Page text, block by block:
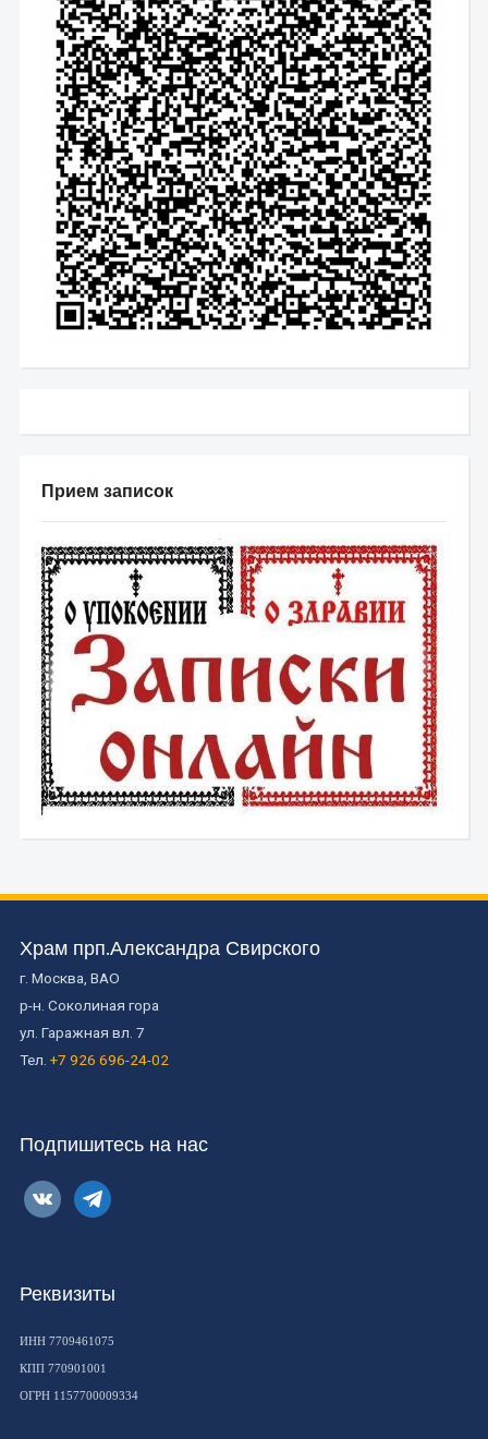
Прием записок
Храм прп.Александра Свирского
г. Москва, ВАО
р-н. Соколиная гора
ул. Гаражная вл. 7
Тел. +7 926 696-24-02
Подпишитесь на нас
vkontaktetelegram
Реквизиты
ИНН 7709461075
КПП 770901001
ОГРН 1157700009334